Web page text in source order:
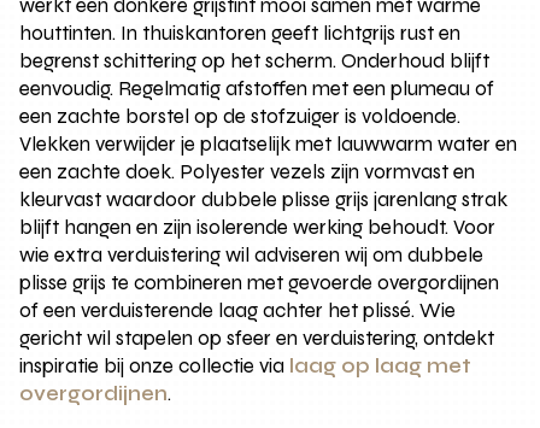
werkt een donkere grijstint mooi samen met warme
houttinten. In thuiskantoren geeft lichtgrijs rust en
begrenst schittering op het scherm. Onderhoud blijft
eenvoudig. Regelmatig afstoffen met een plumeau of
een zachte borstel op de stofzuiger is voldoende.
Vlekken verwijder je plaatselijk met lauwwarm water en
een zachte doek. Polyester vezels zijn vormvast en
kleurvast waardoor dubbele plisse grijs jarenlang strak
blijft hangen en zijn isolerende werking behoudt. Voor
wie extra verduistering wil adviseren wij om dubbele
plisse grijs te combineren met gevoerde overgordijnen
of een verduisterende laag achter het plissé. Wie
gericht wil stapelen op sfeer en verduistering, ontdekt
inspiratie bij onze collectie via laag op laag met
overgordijnen.